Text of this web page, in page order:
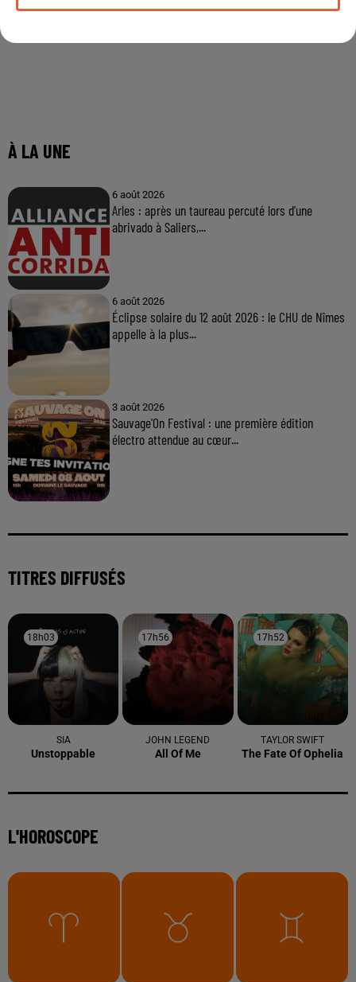
À LA UNE
6 août 2026
Arles : après un taureau percuté lors d'une
abrivado à Saliers,...
6 août 2026
Éclipse solaire du 12 août 2026 : le CHU de Nîmes
appelle à la plus...
3 août 2026
Sauvage'On Festival : une première édition
électro attendue au cœur...
TITRES DIFFUSÉS
18h03
18h03
SIA
Unstoppable
17h56
17h56
JOHN LEGEND
All Of Me
17h52
17h52
TAYLOR SWIFT
The Fate Of Ophelia
L'HOROSCOPE